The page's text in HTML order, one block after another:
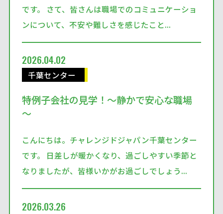
です。 さて、皆さんは職場でのコミュニケーショ
ンについて、不安や難しさを感じたこと...
2026.04.02
千葉センター
特例子会社の見学！～静かで安心な職場
～
こんにちは。チャレンジドジャパン千葉センター
です。 日差しが暖かくなり、過ごしやすい季節と
なりましたが、皆様いかがお過ごしでしょう...
2026.03.26